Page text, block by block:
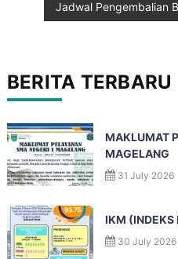
Jadwal Pengembalian
BERITA TERBARU
MAKLUMAT
MAGELANG
31 July 2026
IKM (INDEKS
30 July 2026